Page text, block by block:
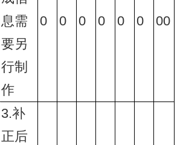
息需
要另
行制
作
0 0 0 0 0 0 00
3.补
正后